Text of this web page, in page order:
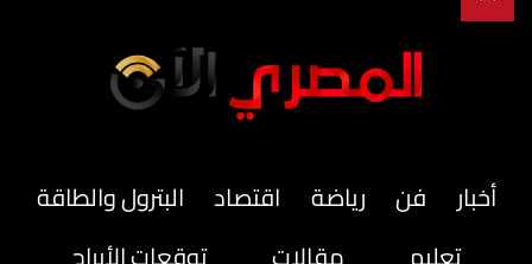
أخبار فن رياضة اقتصاد
البترول والطاقة